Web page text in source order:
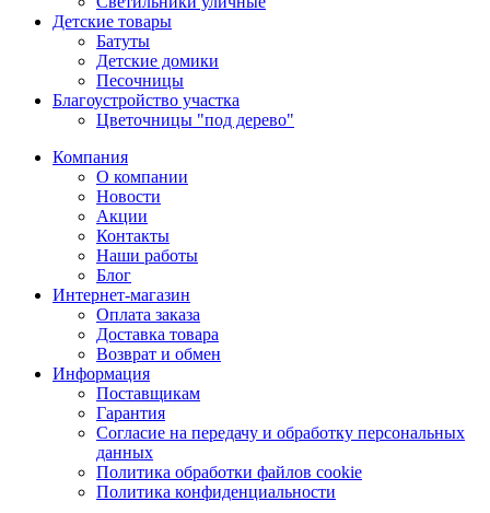
Детские товары
Батуты
Детские домики
Песочницы
Благоустройство участка
Цветочницы "под дерево"
Компания
О компании
Новости
Акции
Контакты
Наши работы
Блог
Интернет-магазин
Оплата заказа
Доставка товара
Возврат и обмен
Информация
Поставщикам
Гарантия
Согласие на передачу и обработку персональных
данных
Политика обработки файлов cookie
Политика конфиденциальности